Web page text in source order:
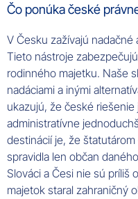
Čo ponúka české
V Česku zažívajú
Tieto nástroje
rodinného majetku. Naše
nadáciami a inými
ukazujú, že české
administratívne
destinácií je, že
spravidla len občan
Slováci a Česi nie sú príliš
majetok staral zahraničný